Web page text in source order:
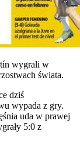
wygrali w
świata.
dziś
wypada z gry.
uda w prawej
5:0 z